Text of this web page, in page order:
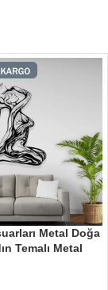
Metal Doğa
Temalı Metal